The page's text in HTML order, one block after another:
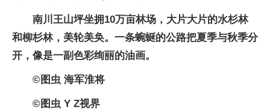
南川王山坪坐拥10万亩林场，大片大片的水杉林
和柳杉林，美轮美奂。一条蜿蜒的公路把夏季与秋季分
开，像是一副色彩绚丽的油画。
©图虫 海军淮将
©图虫 Y Z视界